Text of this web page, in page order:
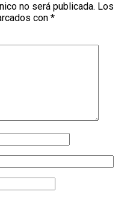
no será publicada. Los
con *